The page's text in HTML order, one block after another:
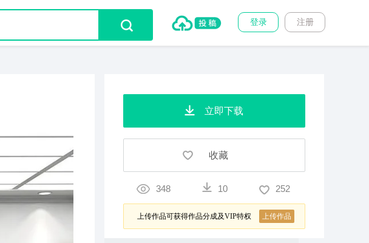
注册
登录
立即下载
收藏
348 10 252
上传作品可获得作品分成及VIP特权 上传作品